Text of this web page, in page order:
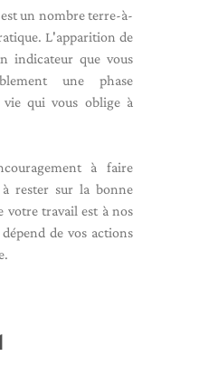
un nombre terre-à-
L'apparition de
indicateur que vous
une phase
qui vous oblige à
à faire
rester sur la bonne
votre travail est à nos
de vos actions